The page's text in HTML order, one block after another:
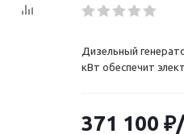
Дизельный
кВт обеспечит
аварийным,
позволяет
371 100 ₽